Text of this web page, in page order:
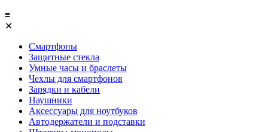
≡
✕
Смартфоны
Защитные стекла
Умные часы и браслеты
Чехлы для смартфонов
Зарядки и кабели
Наушники
Аксессуары для ноутбуков
Автодержатели и подставки